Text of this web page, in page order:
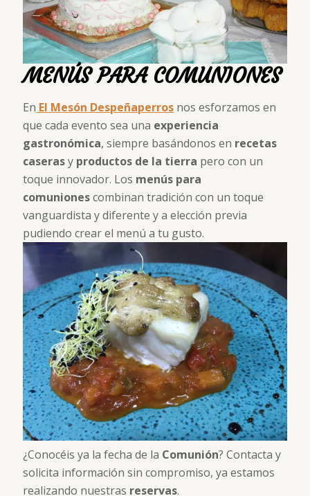
MENÚS PARA COMUNIONES
En El Mesón Despeñaperros nos esforzamos en
que cada evento sea una experiencia
gastronómica, siempre basándonos en recetas
caserasy productos de la tierra pero con un
toque innovador. Los menús para
comunionescombinan tradición con un toque
vanguardista y diferente y a elección previa
pudiendo crear el menú a tu gusto.
¿Conocéis ya la fecha de la Comunión? Contacta y
solicita información sin compromiso, ya estamos
realizando nuestras reservas.